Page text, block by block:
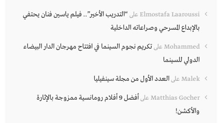
Elmostafa Laaroussi على“التدريب الأخير”.. فيلم ياسين فنان يحتفي
بالإبداع المسرحي وصراعاته الداخلية
Mohammed علىتكريم نجوم السينما في افتتاح مهرجان الدار البيضاء
الدولي للسينما
Malek علىالعدد الأول من مجلة سينفيليا
Matthias Gocher على
أفضل 9 أفلام رومانسية ممزوجة بالإثارة
والأكشن!